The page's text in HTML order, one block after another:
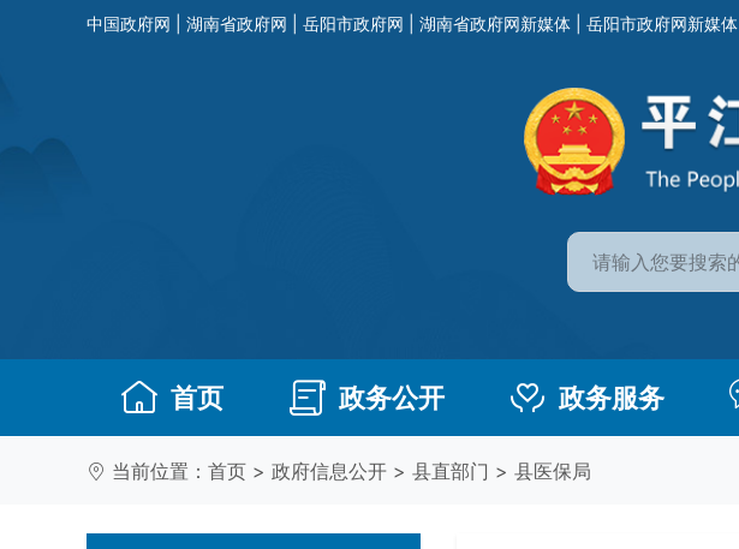
中国政府网 湖南省政府网 岳阳市政府网 湖南省政府网新媒体 岳阳市政府网新媒体
首页 政务公开 政务服务
当前位置： 首页 > 政府信息公开 > 县直部门 > 县医保局